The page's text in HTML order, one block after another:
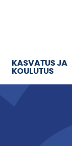
KASVATUS JA
KOULUTUS